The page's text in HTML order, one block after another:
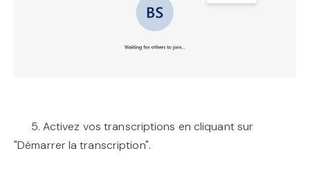
5. Activez vos transcriptions en cliquant sur
"Démarrer la transcription".